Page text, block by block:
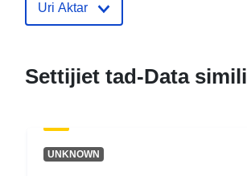
1c3dee4ee39d
Uri Aktar
Settijiet tad-Data simili
UNKNOWN